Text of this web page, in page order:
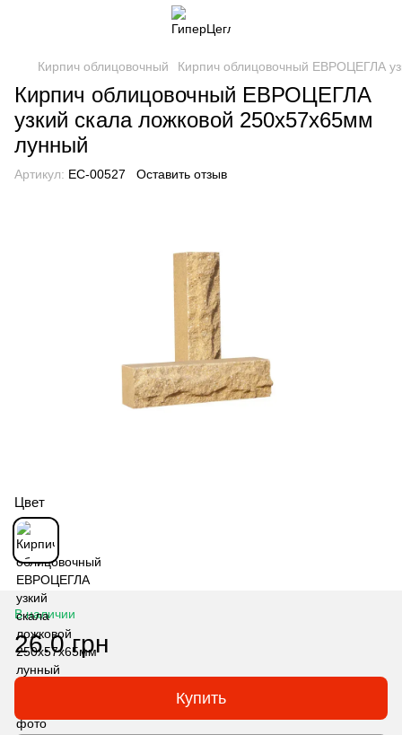
Кирпич облицовочный Кирпич облицовочный ЕВРОЦЕГЛА
Кирпич облицовочный ЕВРОЦЕГЛА
узкий скала ложковой 250х57х65мм
лунный
Артикул: EC-00527 Оставить отзыв
Цвет
В наличии
26.0 грн
Купить